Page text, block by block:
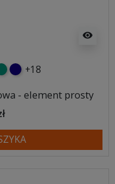
visibility
granatowy
+18
- element prosty